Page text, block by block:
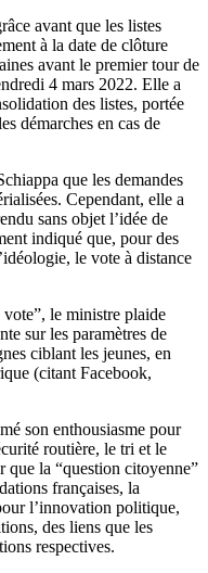
avant que les listes
à la date de clôture
avant le premier tour de
4 mars 2022. Elle a
des listes, portée
démarches en cas de
que les demandes
Cependant, elle a
sans objet l’idée de
indiqué que, pour des
le vote à distance
le ministre plaide
sur les paramètres de
ciblant les jeunes, en
(citant Facebook,
son enthousiasme pour
routière, le tri et le
que la “question citoyenne”
françaises, la
l’innovation politique,
des liens que les
respectives.